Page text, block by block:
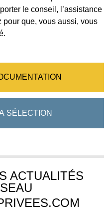
le conseil, l’assistance
pour que, vous aussi, vous
SÉLECTION
ACTUALITÉS